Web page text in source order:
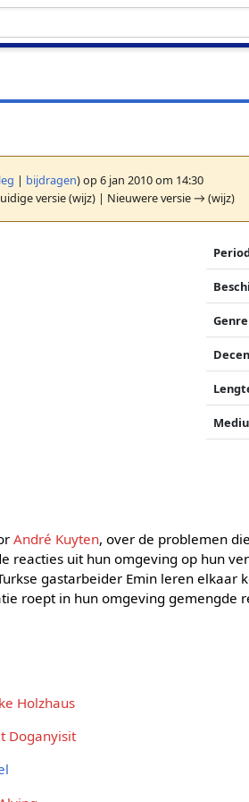
| bijdragen)op 6 jan 2010 om 14:30
versie (wijz) | Nieuwere versie → (wijz)
Genre
André Kuyten, over de problemen
reacties uit hun omgeving op hun
gastarbeider Emin leren elkaar
roept in hun omgeving gemengde
Holzhaus
Doganyisit